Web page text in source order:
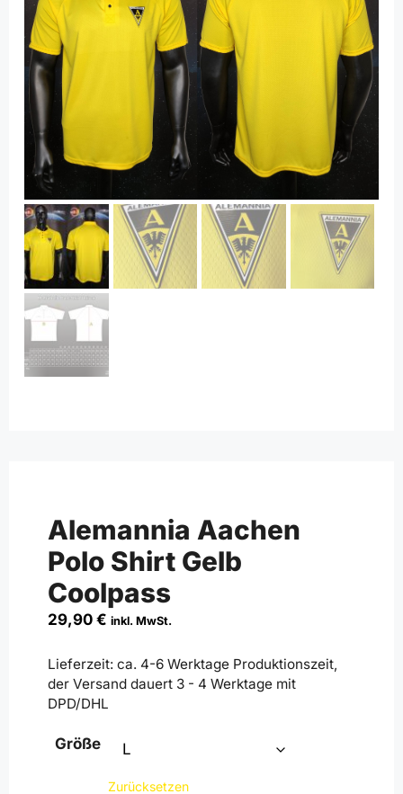
Alemannia Aachen
Polo Shirt Gelb
Coolpass
29,90 € inkl. MwSt.
Lieferzeit: ca. 4-6 Werktage Produktionszeit,
der Versand dauert 3 - 4 Werktage mit
DPD/DHL
Größe
Zurücksetzen